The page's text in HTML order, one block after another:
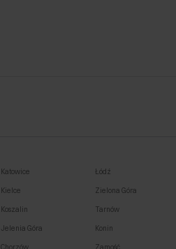
Katowice Łódź
Kielce Zielona Góra
Koszalin Tarnów
Jelenia Góra Konin